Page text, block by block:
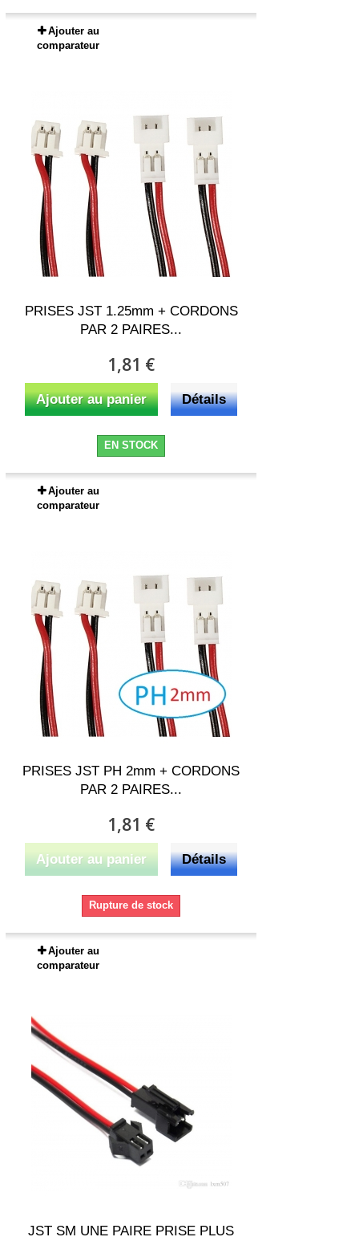
Ajouter au
comparateur
PRISES JST 1.25mm + CORDONS
PAR 2 PAIRES...
1,81 €
Ajouter au panier Détails
EN STOCK
Ajouter au
comparateur
PRISES JST PH 2mm + CORDONS
PAR 2 PAIRES...
1,81 €
Ajouter au panier Détails
Rupture de stock
Ajouter au
comparateur
JST SM UNE PAIRE PRISE PLUS